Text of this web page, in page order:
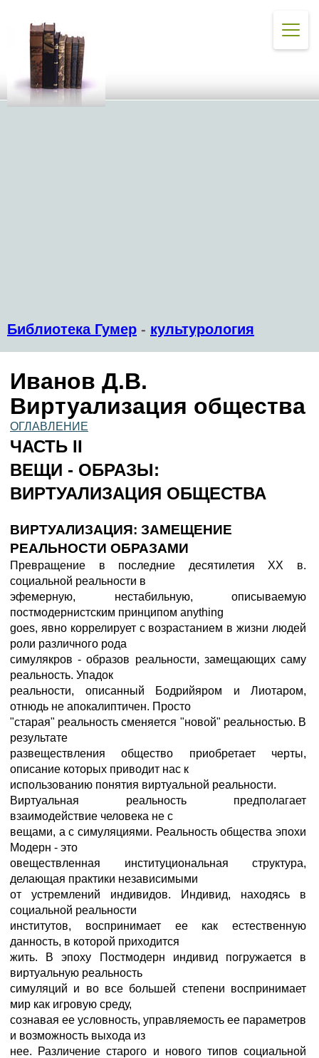
Библиотека Гумер - культурология
Иванов Д.В.
Виртуализация общества
ОГЛАВЛЕНИЕ
ЧАСТЬ II
ВЕЩИ - ОБРАЗЫ:
ВИРТУАЛИЗАЦИЯ ОБЩЕСТВА
ВИРТУАЛИЗАЦИЯ: ЗАМЕЩЕНИЕ
РЕАЛЬНОСТИ ОБРАЗАМИ
Превращение в последние десятилетия XX в.
социальной реальности в
эфемерную, нестабильную, описываемую
постмодернистским принципом anything
goes, явно коррелирует с возрастанием в жизни людей
роли различного рода
симулякров - образов реальности, замещающих саму
реальность. Упадок
реальности, описанный Бодрийяром и Лиотаром,
отнюдь не апокалиптичен. Просто
"старая" реальность сменяется "новой" реальностью. В
результате
развеществления общество приобретает черты,
описание которых приводит нас к
использованию понятия виртуальной реальности.
Виртуальная реальность предполагает
взаимодействие человека не с
вещами, а с симуляциями. Реальность общества эпохи
Модерн - это
овеществленная институциональная структура,
делающая практики независимыми
от устремлений индивидов. Индивид, находясь в
социальной реальности
институтов, воспринимает ее как естественную
данность, в которой приходится
жить. В эпоху Постмодерн индивид погружается в
виртуальную реальность
симуляций и во все большей степени воспринимает
мир как игровую среду,
сознавая ее условность, управляемость ее параметров
и возможность выхода из
нее. Различение старого и нового типов социальной